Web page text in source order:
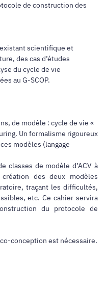
de construction des
scientifique et
des cas d’études
du cycle de vie
au G-SCOP.
de modèle : cycle de vie «
Un formalisme rigoureux
modèles (langage
de modèle d’ACV à
des deux modèles
traçant les difficultés,
etc. Ce cahier servira
du protocole de
conception est nécessaire.